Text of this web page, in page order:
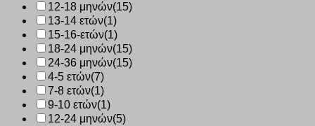
12-18 μηνών(15)
13-14 ετών(1)
15-16-ετών(1)
18-24 μηνών(15)
24-36 μηνών(15)
4-5 ετών(7)
7-8 ετών(1)
9-10 ετών(1)
12-24 μηνών(5)